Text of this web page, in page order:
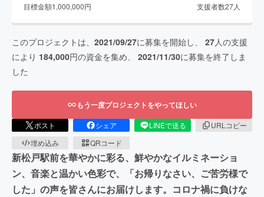
目標金額1,000,000円 支援者数27人
このプロジェクトは、 2021/09/27に募集を開始し、 27人の支援
により 184,000円の資金を集め、 2021/11/30に募集を終了しま
した
もう一度プロジェクトをやってほしい
ポスト シェア LINEで送る
URLコピー
埋め込み
QRコード
新松戸駅前を華やかに彩る、鮮やかなイルミネーショ
ン、音楽と温かい色彩で、「お帰りなさい、ご苦労様で
した」の声を皆さんにお届けします。コロナ禍に負けな